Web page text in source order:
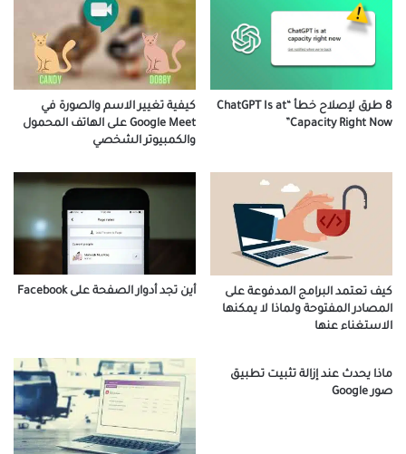
8 طرق لإصلاح خطأ “ChatGPT Is at
Capacity Right Now”
كيفية تغيير الاسم والصورة في
Google Meet على الهاتف المحمول
والكمبيوتر الشخصي
كيف تعتمد البرامج المدفوعة على
المصادر المفتوحة ولماذا لا يمكنها
الاستغناء عنها
أين تجد أدوار الصفحة على Facebook
ماذا يحدث عند إزالة تثبيت تطبيق
صور Google